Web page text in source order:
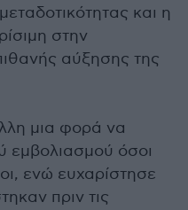
και η
στην
αύξησης της
μια φορά να
εμβολιασμού όσοι
ενώ ευχαρίστησε
πριν τις